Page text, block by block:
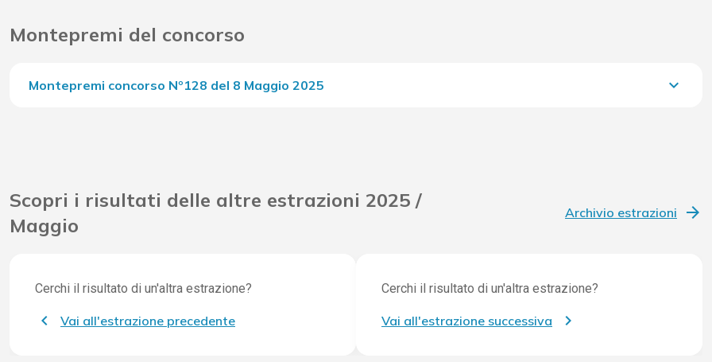
Montepremi del concorso
Montepremi concorso Nº128 del 8 Maggio 2025 keyboard_arrow_down
Scopri i risultati delle altre estrazioni 2025 /
Maggio
Archivio estrazioni
Cerchi il risultato di un'altra estrazione?
Vai all'estrazione precedente
Cerchi il risultato di un'altra estrazione?
Vai all'estrazione successiva